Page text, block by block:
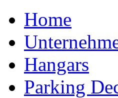
Home
Hangars
Parking